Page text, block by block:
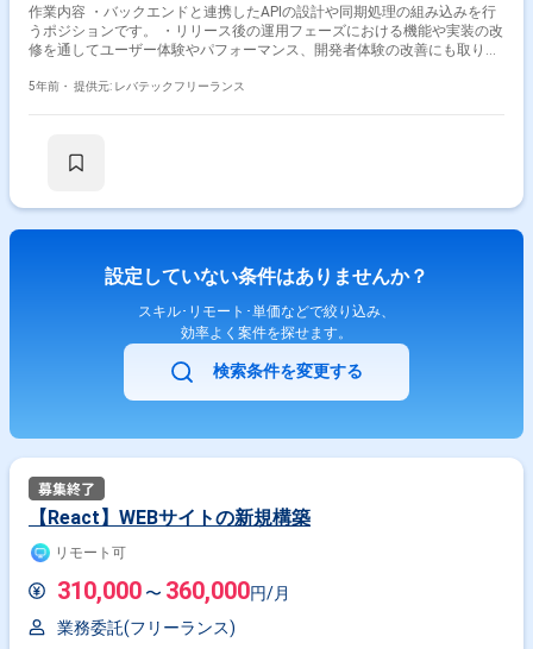
作業内容 ・バックエンドと連携したAPIの設計や同期処理の組み込みを行
うポジションです。 ・リリース後の運用フェーズにおける機能や実装の改
修を通してユーザー体験やパフォーマンス、開発者体験の改善にも取り組
新サービス開発プロジェクトにおけるフロントエンド開発（UI/インタラク
ャの設計 -Vue.jsを用いた開発 -社内システムの改修
5年前・ 提供元: レバテックフリーランス
設定していない条件はありませんか？
スキル･リモート･単価などで絞り込み、
効率よく案件を探せます。
検索条件を変更する
【React】WEBサイトの新規構築
リモート可
310,000 〜 360,000円/月
業務委託(フリーランス)